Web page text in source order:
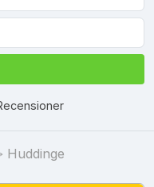
Huddinge